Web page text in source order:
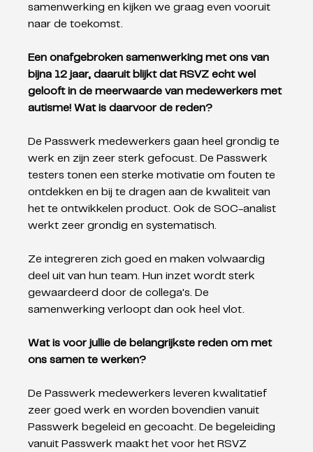
samenwerking en kijken we graag even vooruit
naar de toekomst.
Een onafgebroken samenwerking met ons van
bijna 12 jaar, daaruit blijkt dat RSVZ echt wel
gelooft in de meerwaarde van medewerkers met
autisme! Wat is daarvoor de reden?
De Passwerk medewerkers gaan heel grondig te
werk en zijn zeer sterk gefocust. De Passwerk
testers tonen een sterke motivatie om fouten te
ontdekken en bij te dragen aan de kwaliteit van
het te ontwikkelen product. Ook de SOC-analist
werkt zeer grondig en systematisch.
Ze integreren zich goed en maken volwaardig
deel uit van hun team. Hun inzet wordt sterk
gewaardeerd door de collega's. De
samenwerking verloopt dan ook heel vlot.
Wat is voor jullie de belangrijkste reden om met
ons samen te werken?
De Passwerk medewerkers leveren kwalitatief
zeer goed werk en worden bovendien vanuit
Passwerk begeleid en gecoacht. De begeleiding
vanuit Passwerk maakt het voor het RSVZ